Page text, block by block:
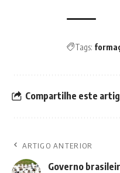
Tags:
Compartilhe este
ARTIGO ANTERIOR
Governo